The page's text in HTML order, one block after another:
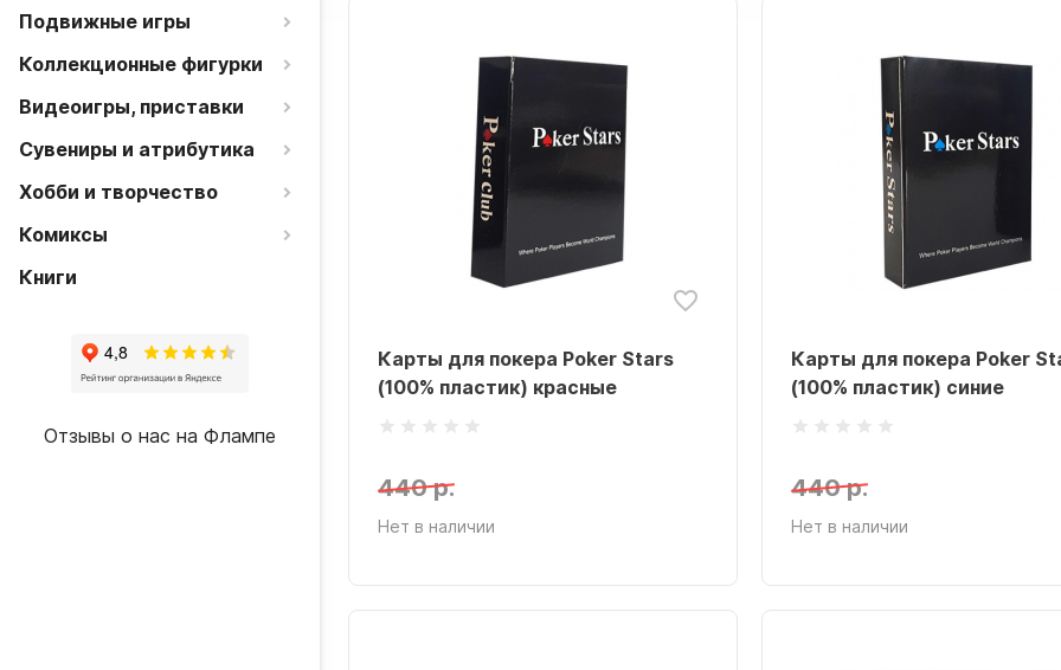
Подвижные игры
Коллекционные фигурки
Видеоигры, приставки
Сувениры и атрибутика
Хобби и творчество
Комиксы
Книги
Отзывы о нас на Флампе
Карты для покера Poker Stars
(100% пластик) красные
440 р.
Нет в наличии
Карты для покера Poker
(100% пластик) синие
440 р.
Нет в наличии